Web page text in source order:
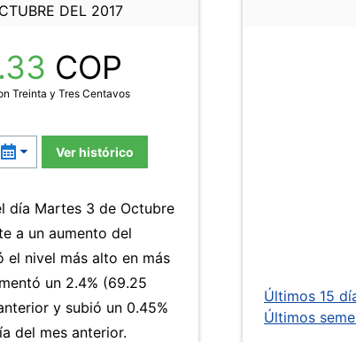
DEL 2017
COP
Treinta y Tres Centavos
Ver histórico
día Martes 3 de Octubre
a un aumento del
el nivel más alto en más
un 2.4% (69.25
y subió un 0.45%
del mes anterior.
Últimos 15
Últimos